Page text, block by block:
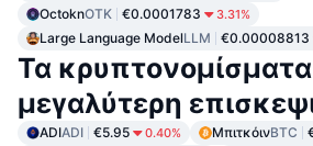
OctoknOTK €0.0001783 3.31%
Large Language ModelLLM €0.00008813
Τα
μεγαλύτερη
ADIADI €5.95 0.40% ΜπιτκόινBTC